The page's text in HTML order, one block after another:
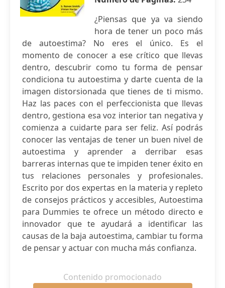
¿Piensas que ya va siendo
hora de tener un poco más
de autoestima? No eres el único. Es el
momento de conocer a ese crítico que llevas
dentro, descubrir como tu forma de pensar
condiciona tu autoestima y darte cuenta de la
imagen distorsionada que tienes de ti mismo.
Haz las paces con el perfeccionista que llevas
dentro, gestiona esa voz interior tan negativa y
comienza a cuidarte para ser feliz. Así podrás
conocer las ventajas de tener un buen nivel de
autoestima y aprender a derribar esas
barreras internas que te impiden tener éxito en
tus relaciones personales y profesionales.
Escrito por dos expertas en la materia y repleto
de consejos prácticos y accesibles, Autoestima
para Dummies te ofrece un método directo e
innovador que te ayudará a identificar las
causas de la baja autoestima, cambiar tu forma
de pensar y actuar con mucha más confianza.
Contenido promocionado